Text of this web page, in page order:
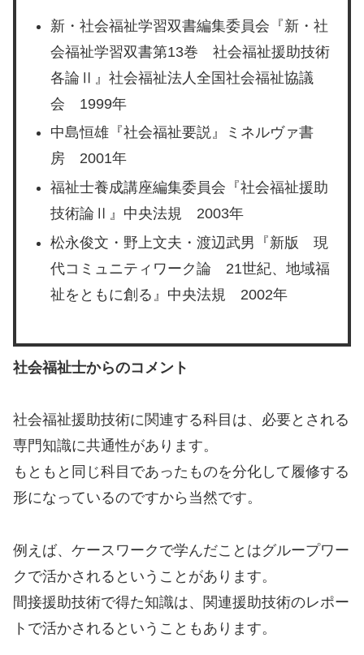
新・社会福祉学習双書編集委員会『新・社
会福祉学習双書第13巻 社会福祉援助技術
各論Ⅱ』社会福祉法人全国社会福祉協議
会 1999年
中島恒雄『社会福祉要説』ミネルヴァ書
房 2001年
福祉士養成講座編集委員会『社会福祉援助
技術論Ⅱ』中央法規 2003年
松永俊文・野上文夫・渡辺武男『新版 現
代コミュニティワーク論 21世紀、地域福
祉をともに創る』中央法規 2002年
社会福祉士からのコメント
社会福祉援助技術に関連する科目は、必要とされる
専門知識に共通性があります。
もともと同じ科目であったものを分化して履修する
形になっているのですから当然です。
例えば、ケースワークで学んだことはグループワー
クで活かされるということがあります。
間接援助技術で得た知識は、関連援助技術のレポー
トで活かされるということもあります。